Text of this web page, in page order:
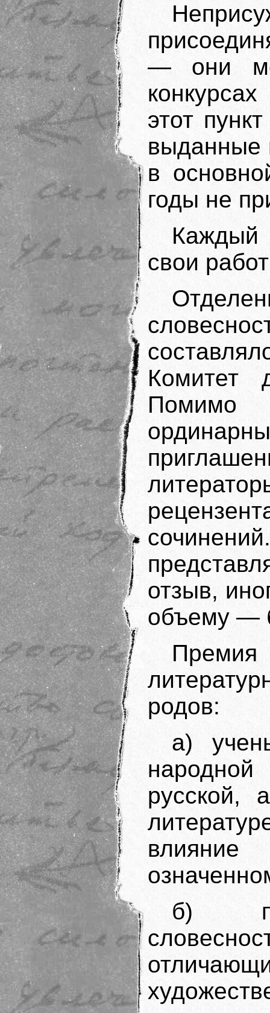
— они
этот
выданные
в
годы не
свои
Комитет
Помимо
отзыв,
объему —
родов:
а)
русской,
б)